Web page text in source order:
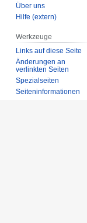
Über uns
Hilfe (extern)
Werkzeuge
Links auf diese Seite
Änderungen an
verlinkten Seiten
Spezialseiten
Seiten­informationen